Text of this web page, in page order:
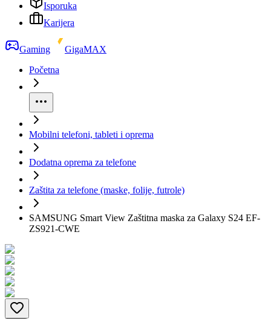
Isporuka
Karijera
Gaming
GigaMAX
Početna
Mobilni telefoni, tableti i oprema
Dodatna oprema za telefone
Zaštita za telefone (maske, folije, futrole)
SAMSUNG Smart View Zaštitna maska za Galaxy S24 EF-
ZS921-CWE